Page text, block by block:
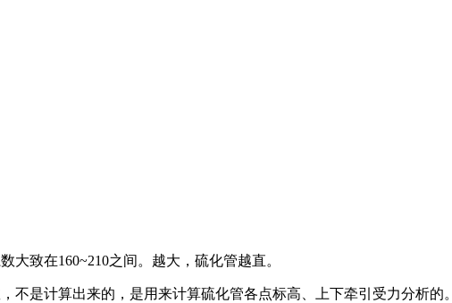
致在160~210之间。越大，硫化管越直。
不是计算出来的，是用来计算硫化管各点标高、上下牵引受力分析的。